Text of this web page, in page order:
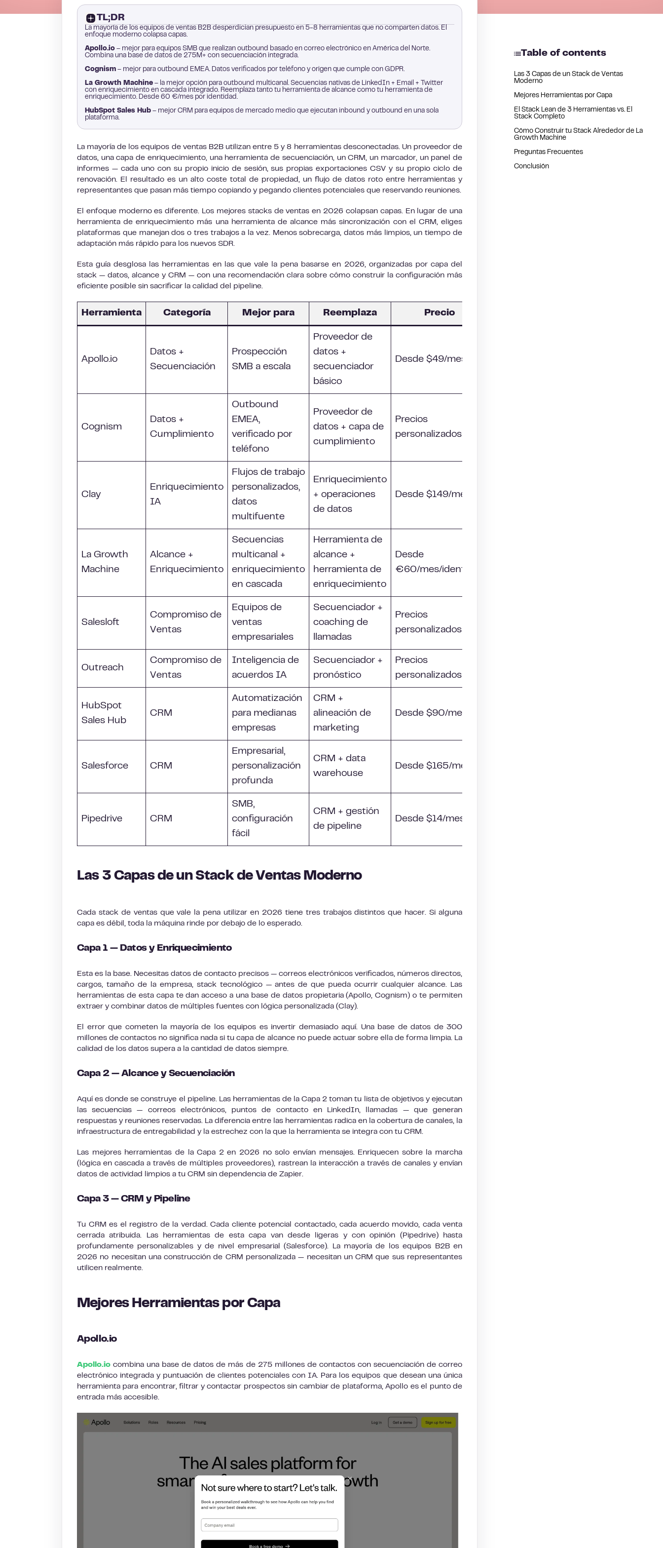
TL;DR
La mayoría de los equipos de ventas B2B desperdician presupuesto en 5-8 herramientas que no comparten datos. El
enfoque moderno colapsa capas.
Apollo.io – mejor para equipos SMB que realizan outbound basado en correo electrónico en América del Norte.
Combina una base de datos de 275M+ con secuenciación integrada.
Cognism – mejor para outbound EMEA. Datos verificados por teléfono y origen que cumple con GDPR.
La Growth Machine – la mejor opción para outbound multicanal. Secuencias nativas de LinkedIn + Email + Twitter
con enriquecimiento en cascada integrado. Reemplaza tanto tu herramienta de alcance como tu herramienta de
enriquecimiento. Desde 60 €/mes por identidad.
HubSpot Sales Hub – mejor CRM para equipos de mercado medio que ejecutan inbound y outbound en una sola
plataforma.
Table of contents
Las 3 Capas de un Stack de Ventas
Moderno
Mejores Herramientas por Capa
El Stack Lean de 3 Herramientas vs. El
Stack Completo
Cómo Construir tu Stack Alrededor de La
Growth Machine
Preguntas Frecuentes
Conclusión
La mayoría de los equipos de ventas B2B utilizan entre 5 y 8 herramientas desconectadas. Un proveedor de
datos, una capa de enriquecimiento, una herramienta de secuenciación, un CRM, un marcador, un panel de
informes — cada uno con su propio inicio de sesión, sus propias exportaciones CSV y su propio ciclo de
renovación. El resultado es un alto coste total de propiedad, un flujo de datos roto entre herramientas y
representantes que pasan más tiempo copiando y pegando clientes potenciales que reservando reuniones.
El enfoque moderno es diferente. Los mejores stacks de ventas en 2026 colapsan capas. En lugar de una
herramienta de enriquecimiento más una herramienta de alcance más sincronización con el CRM, eliges
plataformas que manejan dos o tres trabajos a la vez. Menos sobrecarga, datos más limpios, un tiempo de
adaptación más rápido para los nuevos SDR.
Esta guía desglosa las herramientas en las que vale la pena basarse en 2026, organizadas por capa del
stack — datos, alcance y CRM — con una recomendación clara sobre cómo construir la configuración más
eficiente posible sin sacrificar la calidad del pipeline.
Herramienta Categoría Mejor para Reemplaza Precio
Apollo.io
Datos +
Secuenciación
Prospección
SMB a escala
Proveedor de
datos +
secuenciador
básico
Desde $49/mes
Cognism
Datos +
Cumplimiento
Outbound
EMEA,
verificado por
teléfono
Proveedor de
datos + capa de
cumplimiento
Precios
personalizados
Clay
Enriquecimiento
IA
Flujos de trabajo
personalizados,
datos
multifuente
Enriquecimiento
+ operaciones
de datos
Desde $149/mes
La Growth
Machine
Alcance +
Enriquecimiento
Secuencias
multicanal +
enriquecimiento
en cascada
Herramienta de
alcance +
herramienta de
enriquecimiento
Desde
€60/mes/identidad
Salesloft
Compromiso de
Ventas
Equipos de
ventas
empresariales
Secuenciador +
coaching de
llamadas
Precios
personalizados
Outreach
Compromiso de
Ventas
Inteligencia de
acuerdos IA
Secuenciador +
pronóstico
Precios
personalizados
HubSpot
Sales Hub
CRM
Automatización
para medianas
empresas
CRM +
alineación de
marketing
Desde $90/mes
Salesforce CRM
Empresarial,
personalización
profunda
CRM + data
warehouse
Desde $165/mes
Pipedrive CRM
SMB,
configuración
fácil
CRM + gestión
de pipeline
Desde $14/mes
Las 3 Capas de un Stack de Ventas Moderno
Cada stack de ventas que vale la pena utilizar en 2026 tiene tres trabajos distintos que hacer. Si alguna
capa es débil, toda la máquina rinde por debajo de lo esperado.
Capa 1 — Datos y Enriquecimiento
Esta es la base. Necesitas datos de contacto precisos — correos electrónicos verificados, números directos,
cargos, tamaño de la empresa, stack tecnológico — antes de que pueda ocurrir cualquier alcance. Las
herramientas de esta capa te dan acceso a una base de datos propietaria (Apollo, Cognism) o te permiten
extraer y combinar datos de múltiples fuentes con lógica personalizada (Clay).
El error que cometen la mayoría de los equipos es invertir demasiado aquí. Una base de datos de 300
millones de contactos no significa nada si tu capa de alcance no puede actuar sobre ella de forma limpia. La
calidad de los datos supera a la cantidad de datos siempre.
Capa 2 — Alcance y Secuenciación
Aquí es donde se construye el pipeline. Las herramientas de la Capa 2 toman tu lista de objetivos y ejecutan
las secuencias — correos electrónicos, puntos de contacto en LinkedIn, llamadas — que generan
respuestas y reuniones reservadas. La diferencia entre las herramientas radica en la cobertura de canales, la
infraestructura de entregabilidad y la estrechez con la que la herramienta se integra con tu CRM.
Las mejores herramientas de la Capa 2 en 2026 no solo envían mensajes. Enriquecen sobre la marcha
(lógica en cascada a través de múltiples proveedores), rastrean la interacción a través de canales y envían
datos de actividad limpios a tu CRM sin dependencia de Zapier.
Capa 3 — CRM y Pipeline
Tu CRM es el registro de la verdad. Cada cliente potencial contactado, cada acuerdo movido, cada venta
cerrada atribuida. Las herramientas de esta capa van desde ligeras y con opinión (Pipedrive) hasta
profundamente personalizables y de nivel empresarial (Salesforce). La mayoría de los equipos B2B en
2026 no necesitan una construcción de CRM personalizada — necesitan un CRM que sus representantes
utilicen realmente.
Mejores Herramientas por Capa
Apollo.io
Apollo.io combina una base de datos de más de 275 millones de contactos con secuenciación de correo
electrónico integrada y puntuación de clientes potenciales con IA. Para los equipos que desean una única
herramienta para encontrar, filtrar y contactar prospectos sin cambiar de plataforma, Apollo es el punto de
entrada más accesible.